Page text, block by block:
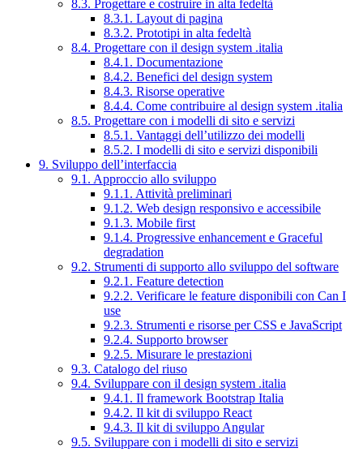
8.3. Progettare e costruire in alta fedeltà
8.3.1. Layout di pagina
8.3.2. Prototipi in alta fedeltà
8.4. Progettare con il design system .italia
8.4.1. Documentazione
8.4.2. Benefici del design system
8.4.3. Risorse operative
8.4.4. Come contribuire al design system .italia
8.5. Progettare con i modelli di sito e servizi
8.5.1. Vantaggi dell’utilizzo dei modelli
8.5.2. I modelli di sito e servizi disponibili
9. Sviluppo dell’interfaccia
9.1. Approccio allo sviluppo
9.1.1. Attività preliminari
9.1.2. Web design responsivo e accessibile
9.1.3. Mobile first
9.1.4. Progressive enhancement e Graceful
degradation
9.2. Strumenti di supporto allo sviluppo del software
9.2.1. Feature detection
9.2.2. Verificare le feature disponibili con Can I
use
9.2.3. Strumenti e risorse per CSS e JavaScript
9.2.4. Supporto browser
9.2.5. Misurare le prestazioni
9.3. Catalogo del riuso
9.4. Sviluppare con il design system .italia
9.4.1. Il framework Bootstrap Italia
9.4.2. Il kit di sviluppo React
9.4.3. Il kit di sviluppo Angular
9.5. Sviluppare con i modelli di sito e servizi